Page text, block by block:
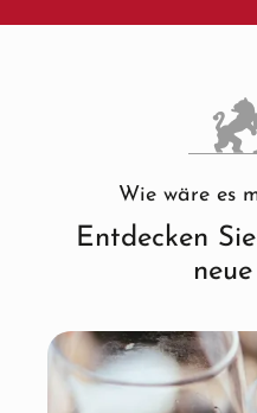
Wie wäre es
Entdecken